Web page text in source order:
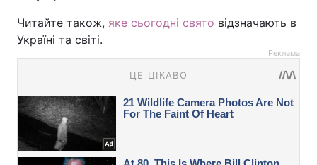
Читайте також, яке сьогодні свято відзначають в
Україні та світі.
Реклама